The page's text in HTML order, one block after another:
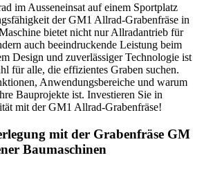
im Ausseneinsat auf einem Sportplatz
der GM1 Allrad-Grabenfräse in
bietet nicht nur Allradantrieb für
auch beeindruckende Leistung beim
Design und zuverlässiger Technologie ist
für alle, die effizientes Graben suchen.
Anwendungsbereiche und warum
Bauprojekte ist. Investieren Sie in
mit der GM1 Allrad-Grabenfräse!
mit der Grabenfräse GM
Baumaschinen